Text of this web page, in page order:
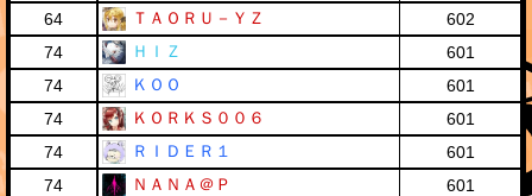
64
ＴＡＯＲＵ－ＹＺ
602
74
ＨＩＺ
601
74
ＫＯＯ
601
74
ＫＯＲＫＳ００６
601
74
ＲＩＤＥＲ１
601
74
ＮＡＮＡ＠Ｐ
601